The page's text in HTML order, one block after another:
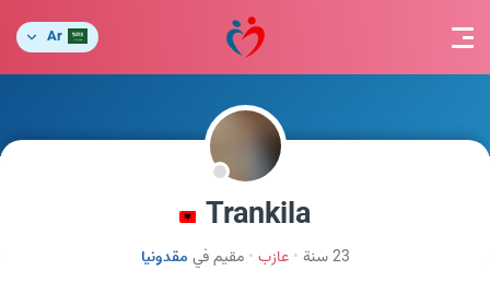
Ar
Trankila
23 سنة عازب مقيم في مقدونيا